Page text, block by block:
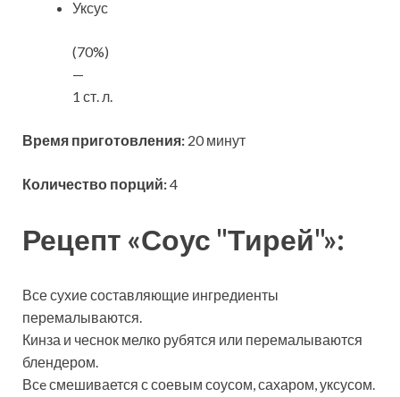
Уксус
(70%)
—
1 ст. л.
Время приготовления: 20 минут
Количество порций:4
Рецепт «Соус "Тирей"»:
Все сухие составляющие ингредиенты
перемалываются.
Кинза и чеснок мелко рубятся или перемалываются
блендером.
Всe смешивается с соевым соусом, сахаром, уксусом.